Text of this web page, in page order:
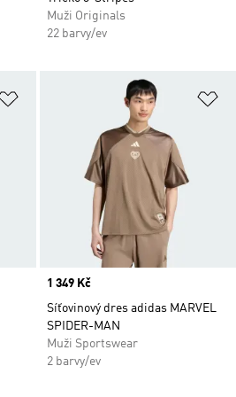
Muži Originals
22 barvy/ev
Přidat do seznamu přání
Price
1 349 Kč
Síťovinový dres adidas MARVEL
SPIDER-MAN
Muži Sportswear
2 barvy/ev